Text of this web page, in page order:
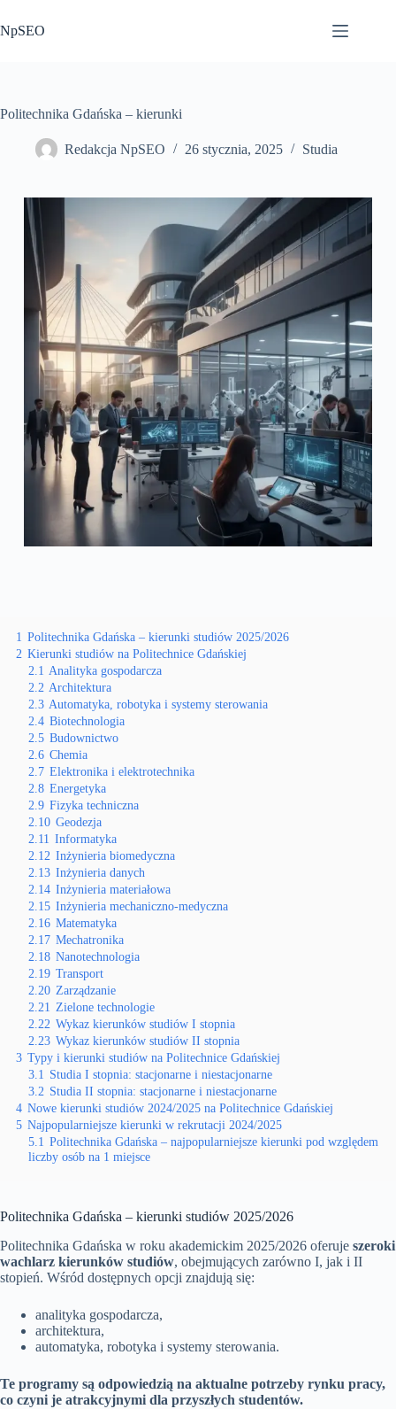
do
treści
NpSEO
Politechnika Gdańska – kierunki
Redakcja NpSEO 26 stycznia, 2025 Studia
1 Politechnika Gdańska – kierunki studiów 2025/2026
2 Kierunki studiów na Politechnice Gdańskiej
2.1 Analityka gospodarcza
2.2 Architektura
2.3 Automatyka, robotyka i systemy sterowania
2.4 Biotechnologia
2.5 Budownictwo
2.6 Chemia
2.7 Elektronika i elektrotechnika
2.8 Energetyka
2.9 Fizyka techniczna
2.10 Geodezja
2.11 Informatyka
2.12 Inżynieria biomedyczna
2.13 Inżynieria danych
2.14 Inżynieria materiałowa
2.15 Inżynieria mechaniczno-medyczna
2.16 Matematyka
2.17 Mechatronika
2.18 Nanotechnologia
2.19 Transport
2.20 Zarządzanie
2.21 Zielone technologie
2.22 Wykaz kierunków studiów I stopnia
2.23 Wykaz kierunków studiów II stopnia
3 Typy i kierunki studiów na Politechnice Gdańskiej
3.1 Studia I stopnia: stacjonarne i niestacjonarne
3.2 Studia II stopnia: stacjonarne i niestacjonarne
4 Nowe kierunki studiów 2024/2025 na Politechnice Gdańskiej
5 Najpopularniejsze kierunki w rekrutacji 2024/2025
5.1 Politechnika Gdańska – najpopularniejsze kierunki pod względem
liczby osób na 1 miejsce
Politechnika Gdańska – kierunki studiów 2025/2026
Politechnika Gdańska w roku akademickim 2025/2026 oferuje szeroki
wachlarz kierunków studiów, obejmujących zarówno I, jak i II
stopień. Wśród dostępnych opcji znajdują się:
analityka gospodarcza,
architektura,
automatyka, robotyka i systemy sterowania.
Te programy są odpowiedzią na aktualne potrzeby rynku pracy,
co czyni je atrakcyjnymi dla przyszłych studentów.